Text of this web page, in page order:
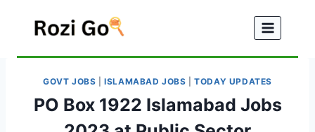
GOVT JOBS |ISLAMABAD JOBS |TODAY UPDATES
PO Box 1922 Islamabad Jobs